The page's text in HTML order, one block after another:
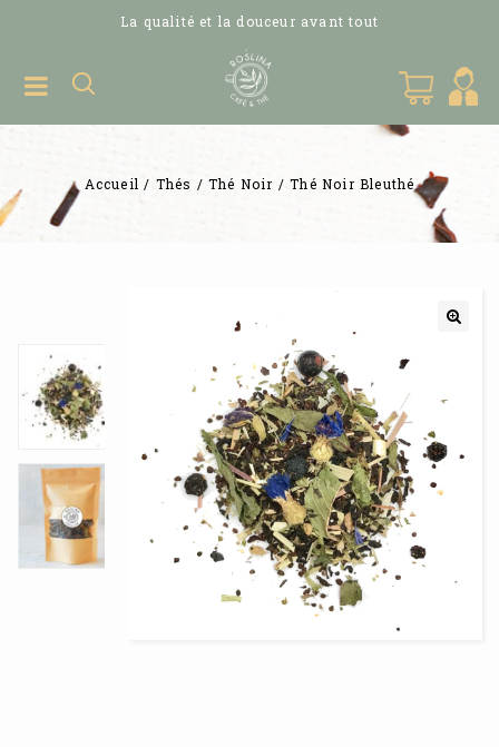
La qualité et la douceur avant tout
Accueil / Thés / Thé Noir /Thé Noir Bleuthé